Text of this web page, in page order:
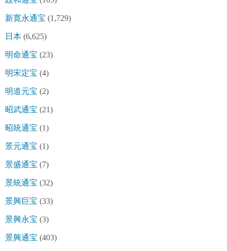
新寛永通宝 (1,729)
日本 (6,625)
明命通宝 (23)
明宋定宝 (4)
明道元宝 (2)
昭武通宝 (21)
昭統通宝 (1)
景元通宝 (1)
景盛通宝 (7)
景統通宝 (32)
景興巨宝 (33)
景興永宝 (3)
景興通宝 (403)